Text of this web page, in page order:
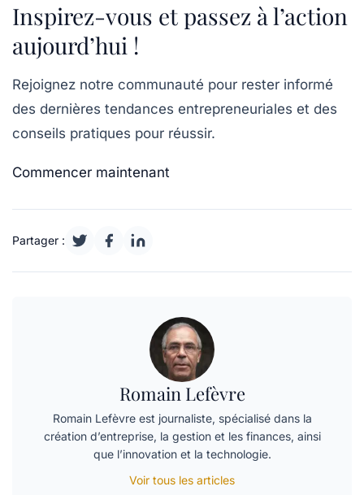
Inspirez-vous et passez à l’action
aujourd’hui !
Rejoignez notre communauté pour rester informé
des dernières tendances entrepreneuriales et des
conseils pratiques pour réussir.
Commencer maintenant
Partager :
Romain Lefèvre
Romain Lefèvre est journaliste, spécialisé dans la
création d’entreprise, la gestion et les finances, ainsi
que l’innovation et la technologie.
Voir tous les articles